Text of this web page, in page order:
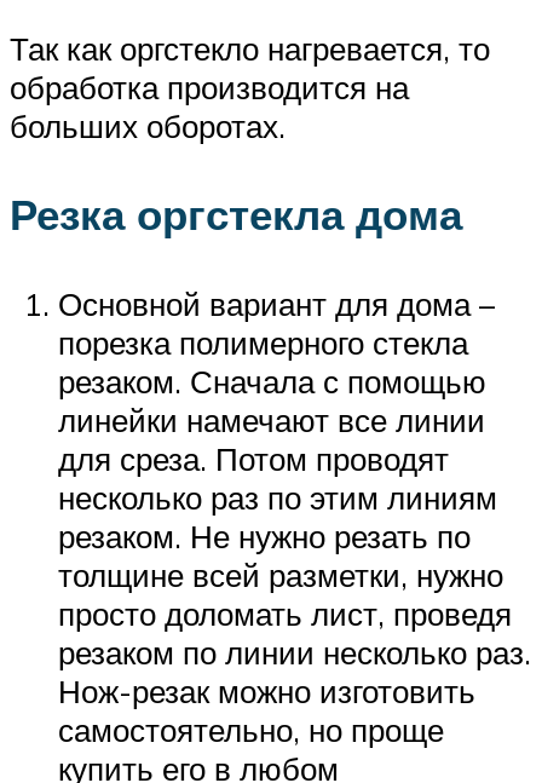
Так как оргстекло нагревается, то
обработка производится на
больших оборотах.
Резка оргстекла дома
Основной вариант для дома –
порезка полимерного стекла
резаком. Сначала с помощью
линейки намечают все линии
для среза. Потом проводят
несколько раз по этим линиям
резаком. Не нужно резать по
толщине всей разметки, нужно
просто доломать лист, проведя
резаком по линии несколько раз.
Нож-резак можно изготовить
самостоятельно, но проще
купить его в любом